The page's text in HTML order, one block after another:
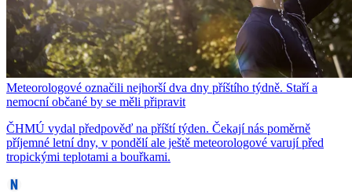
Meteorologové označili nejhorší dva dny příštího týdně. Staří a
nemocní občané by se měli připravit
ČHMÚ vydal předpověď na příští týden. Čekají nás poměrně
příjemné letní dny, v pondělí ale ještě meteorologové varují před
tropickými teplotami a bouřkami.